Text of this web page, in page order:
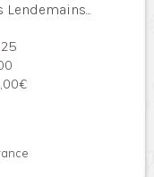
Lendemains...